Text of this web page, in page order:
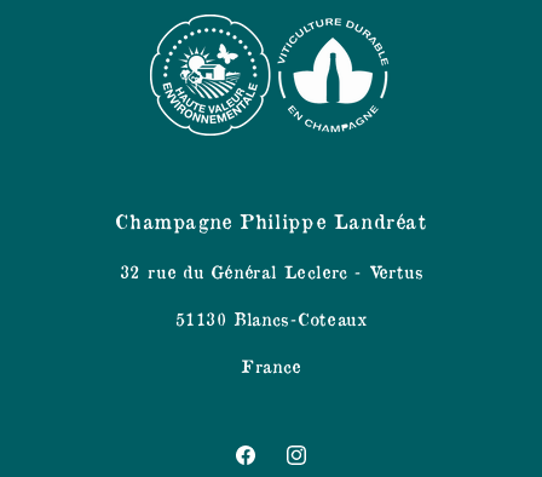
Champagne Philippe Landréat
32 rue du Général Leclerc - Vertus
51130 Blancs-Coteaux
France
FacebookInstagram